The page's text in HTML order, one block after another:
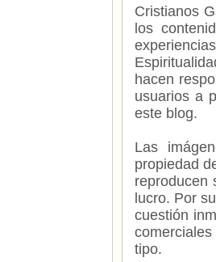
Cristianos
los
hacen
usuarios a
este blog.
Las
propiedad
reproducen
lucro. Por
cuestión
tipo.